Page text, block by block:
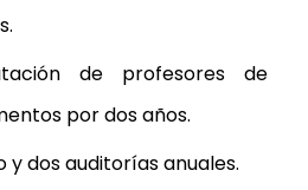
de profesores de
por dos años.
y dos auditorías anuales.